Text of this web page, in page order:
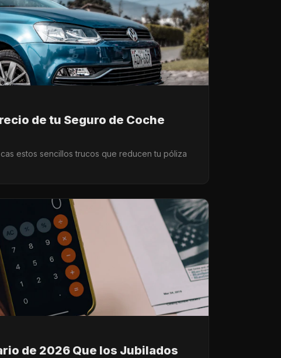
de tu Seguro de Coche
estos sencillos trucos que reducen tu póliza
de 2026 Que los Jubilados